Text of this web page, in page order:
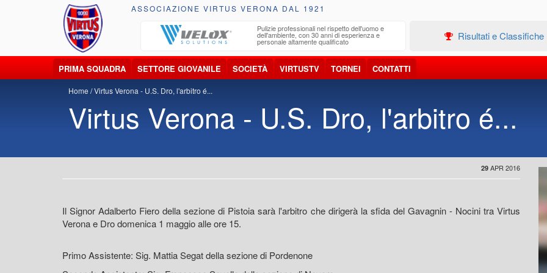
ASSOCIAZIONE VIRTUS VERONA DAL 1921
trasporto, smaltimento e recupero di Pulizie professionali nel rispetto dell'uomo e
dell'ambiente, con 30 anni di esperienza e
personale altamente qualificato Risultati e Classifiche
PRIMA SQUADRA SETTORE GIOVANILE SOCIETÀ VIRTUSTV TORNEI CONTATTI
Home Virtus Verona - U.S. Dro, l'arbitro é...
Virtus Verona - U.S. Dro, l'arbitro é...
29 APR 2016
Il Signor Adalberto Fiero della sezione di Pistoia sarà l'arbitro che dirigerà la sfida del Gavagnin - Nocini tra Virtus
Verona e Dro domenica 1 maggio alle ore 15.
Primo Assistente: Sig. Mattia Segat della sezione di Pordenone